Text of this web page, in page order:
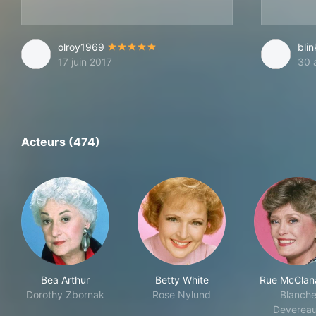
olroy1969
17 juin 2017
30
Acteurs (474)
Bea Arthur
Dorothy Zbornak
Betty White
Rose Nylund
Rue
Blanche